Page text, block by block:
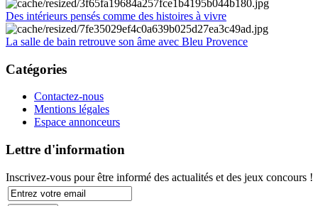
Des intérieurs pensés comme des histoires à vivre
La salle de bain retrouve son âme avec Bleu Provence
Catégories
Contactez-nous
Mentions légales
Espace annonceurs
Lettre d'information
Inscrivez-vous pour être informé des actualités et des jeux concours !